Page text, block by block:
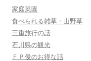
家庭菜園
食べられる雑草・山野草
三重旅行の話
石川県の観光
ＦＰ俊のお得な話